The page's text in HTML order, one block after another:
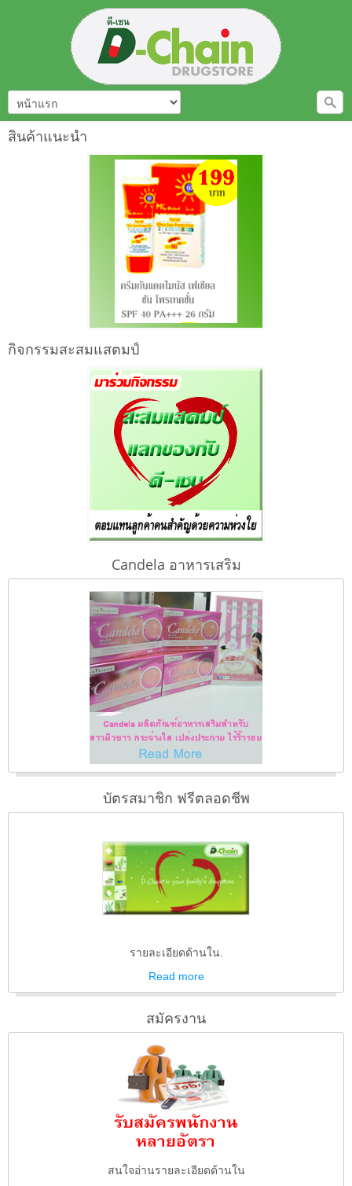
สินค้าแนะนำ
กิจกรรมสะสมแสตมป์
Candela อาหารเสริม
บัตรสมาชิก ฟรีตลอดชีพ
รายละเอียดด้านใน.
Read more
สมัครงาน
สนใจอ่านรายละเอียดด้านใน